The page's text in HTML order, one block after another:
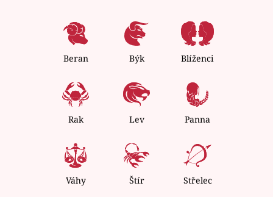
Beran Býk Blíženci
Rak Lev Panna
Váhy Štír Střelec